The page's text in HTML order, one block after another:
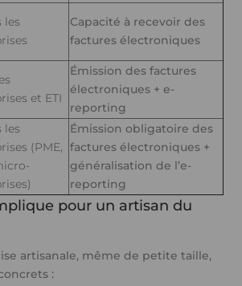
les
Capacité à recevoir des
factures électroniques
et ETI
Émission des factures
électroniques + e-
reporting
les
(PME,
Émission obligatoire des
factures électroniques +
généralisation de l’e-
reporting
pour un artisan du
artisanale, même de petite taille,
: